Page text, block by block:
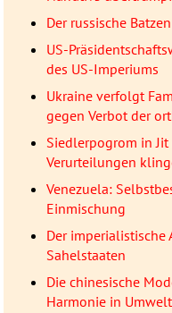
Der russische
US-
des US-Imperiums
Ukraine verfolgt
gegen Verbot der
Siedlerpogrom in
Verurteilungen
Venezuela:
Einmischung
Der
Sahelstaaten
Die chinesische
Harmonie in